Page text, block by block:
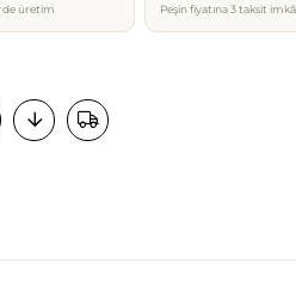
üretim Peşin fiyatına 3 taksit